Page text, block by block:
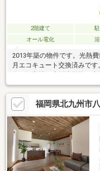
2階建て
オール電化
2013年築の物件です。光熱
月エコキュート交換済みで
でおられますので事前に日
望のお日にちで調整を致し
業時間 10時～16時（休：水
お電話でのお問い合わせが
お電話ください ＞＞＞0120-
福岡県北九州市